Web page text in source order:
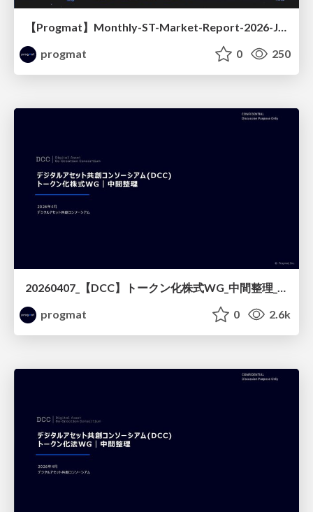
【Progmat】Monthly-ST-Market-Report-2026-Jul.
progmat
0 250
progmat
0 2.6k